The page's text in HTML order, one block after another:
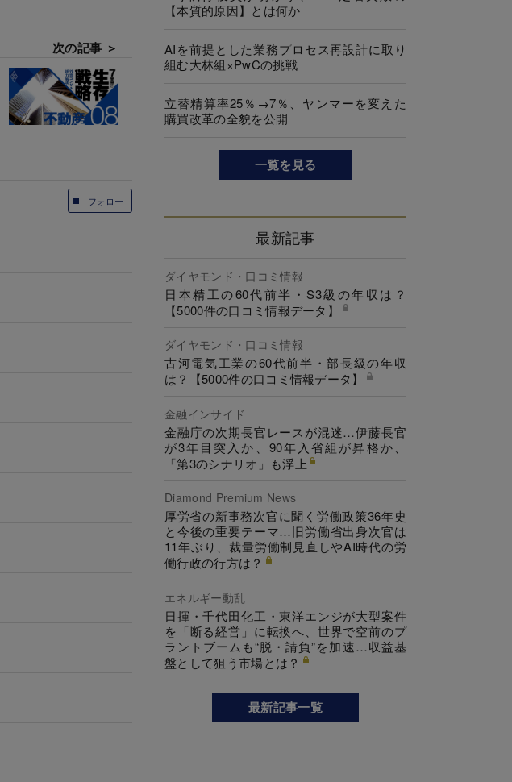
次の記事 ＞
フォロー
【本質的原因】とは何か
AIを前提とした業務プロセス再設計に取り
組む大林組×PwCの挑戦
立替精算率25％→7％、ヤンマーを変えた
購買改革の全貌を公開
一覧を見る
最新記事
ダイヤモンド・口コミ情報
日本精工の60代前半・S3級の年収は？
【5000件の口コミ情報データ】
ダイヤモンド・口コミ情報
古河電気工業の60代前半・部長級の年収
は？【5000件の口コミ情報データ】
金融インサイド
金融庁の次期長官レースが混迷…伊藤長官
が3年目突入か、90年入省組が昇格か、
「第3のシナリオ」も浮上
Diamond Premium News
厚労省の新事務次官に聞く労働政策36年史
と今後の重要テーマ…旧労働省出身次官は
11年ぶり、裁量労働制見直しやAI時代の労
働行政の行方は？
エネルギー動乱
日揮・千代田化工・東洋エンジが大型案件
を「断る経営」に転換へ、世界で空前のプ
ラントブームも“脱・請負”を加速…収益基
盤として狙う市場とは？
最新記事一覧